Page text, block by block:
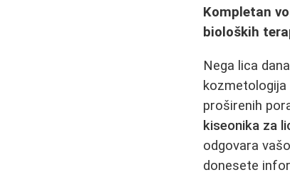
Kompletan
bioloških
Nega lica
proširenih
kiseonika za
odgovara
donesete